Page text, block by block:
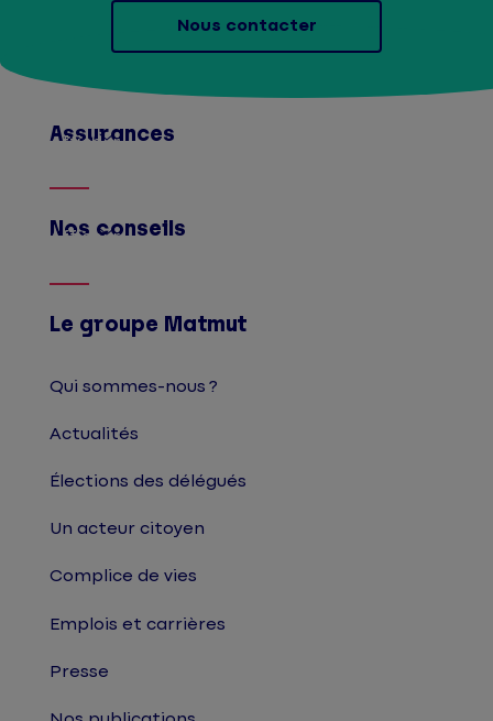
Nous contacter
Assurances
Afficher
Nos conseils
Afficher
Le groupe Matmut
Qui sommes-nous ?
Actualités
Élections des délégués
Un acteur citoyen
Complice de vies
Emplois et carrières
Presse